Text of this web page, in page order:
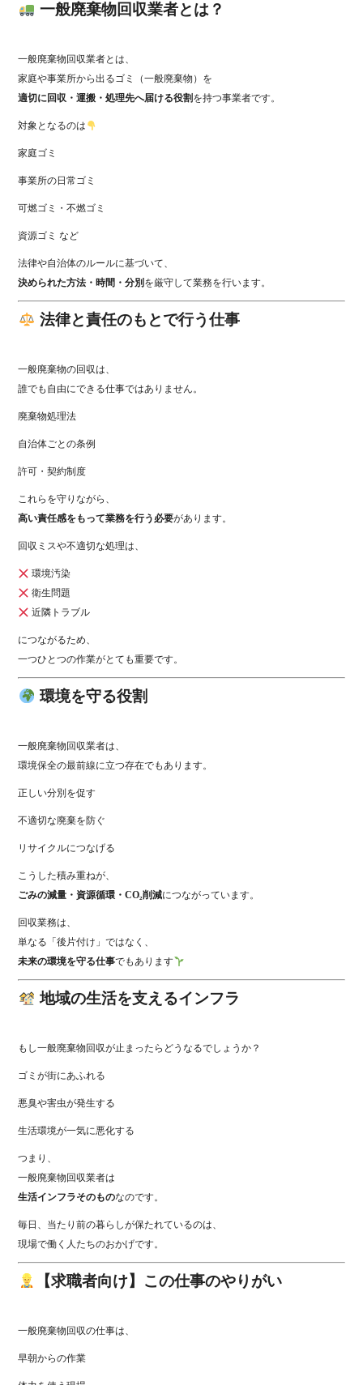
一般廃棄物回収業者とは？
一般廃棄物回収業者とは、
家庭や事業所から出るゴミ（一般廃棄物）を
適切に回収・運搬・処理先へ届ける役割 を持つ事業者です。
対象となるのは
家庭ゴミ
事業所の日常ゴミ
可燃ゴミ・不燃ゴミ
資源ゴミ など
法律や自治体のルールに基づいて、
決められた方法・時間・分別 を厳守して業務を行います。
法律と責任のもとで行う仕事
一般廃棄物の回収は、
誰でも自由にできる仕事ではありません。
廃棄物処理法
自治体ごとの条例
許可・契約制度
これらを守りながら、
高い責任感をもって業務を行う必要があります。
回収ミスや不適切な処理は、
環境汚染
衛生問題
近隣トラブル
につながるため、
一つひとつの作業がとても重要です。
環境を守る役割
一般廃棄物回収業者は、
環境保全の最前線に立つ存在でもあります。
正しい分別を促す
不適切な廃棄を防ぐ
リサイクルにつなげる
こうした積み重ねが、
ごみの減量・資源循環・CO₂削減につながっています。
回収業務は、
単なる「後片付け」ではなく、
未来の環境を守る仕事でもあります
地域の生活を支えるインフラ
もし一般廃棄物回収が止まったらどうなるでしょうか？
ゴミが街にあふれる
悪臭や害虫が発生する
生活環境が一気に悪化する
つまり、
一般廃棄物回収業者は
生活インフラそのものなのです。
毎日、当たり前の暮らしが保たれているのは、
現場で働く人たちのおかげです。
【求職者向け】この仕事のやりがい
一般廃棄物回収の仕事は、
早朝からの作業